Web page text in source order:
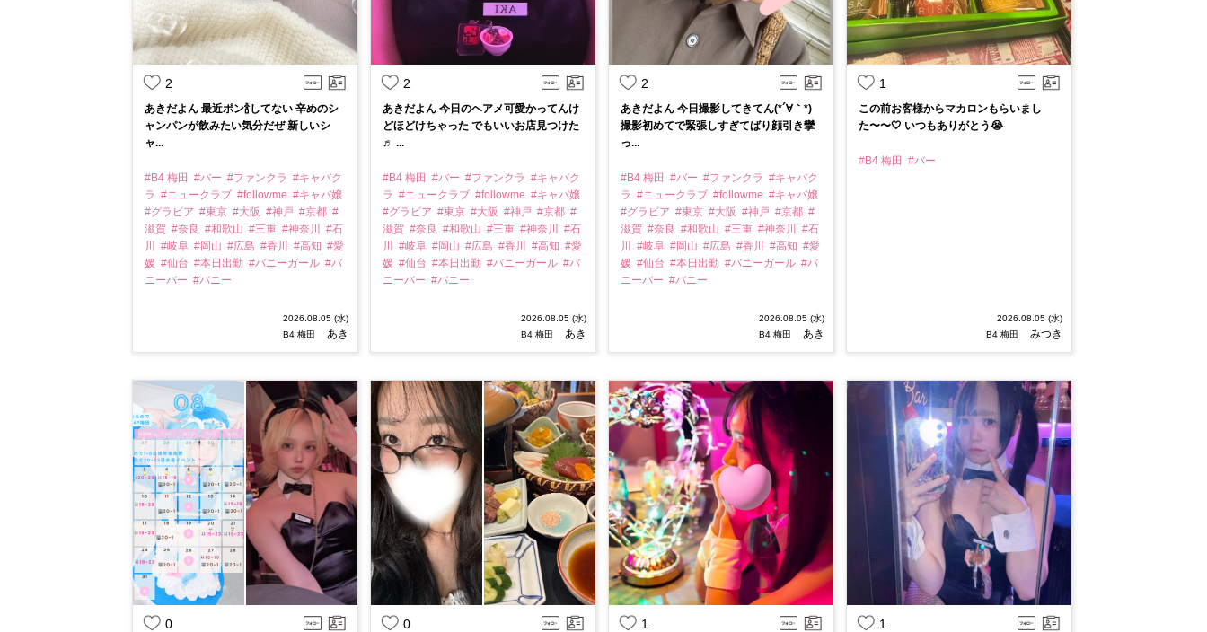
2
あきだよん 最近ポン🍾してない 辛めのシ
ャンパンが飲みたい気分だぜ 新しいシ
ャ...
#B4 梅田 #バー #ファンクラ #キャバク
ラ #ニュークラブ #followme #キャバ嬢
#グラビア #東京 #大阪 #神戸 #京都 #
滋賀 #奈良 #和歌山 #三重 #神奈川
#石
川
#岐阜 #岡山 #広島 #香川 #高知 #愛
媛 #仙台 #本日出勤 #バニーガール #バ
ニーバー #バニー
2026.08.05 (水)
B4 梅田
あき
2
あきだよん 今日のヘアメ可愛かってんけ
どほどけちゃった でもいいお店見つけた
♬ ...
#B4 梅田 #バー #ファンクラ #キャバク
ラ #ニュークラブ #followme #キャバ嬢
#グラビア #東京 #大阪 #神戸 #京都 #
滋賀 #奈良 #和歌山 #三重 #神奈川
#石
川
#岐阜 #岡山 #広島 #香川 #高知 #愛
媛 #仙台 #本日出勤 #バニーガール #バ
ニーバー #バニー
2026.08.05 (水)
B4 梅田
あき
2
あきだよん 今日撮影してきてん(*´∀｀*)
撮影初めてで緊張しすぎてばり顔引き攣
っ...
#B4 梅田 #バー #ファンクラ #キャバク
ラ #ニュークラブ #followme #キャバ嬢
#グラビア #東京 #大阪 #神戸 #京都 #
滋賀 #奈良 #和歌山 #三重 #神奈川
#石
川
#岐阜 #岡山 #広島 #香川 #高知 #愛
媛 #仙台 #本日出勤 #バニーガール #バ
ニーバー #バニー
2026.08.05 (水)
B4 梅田
あき
1
この前お客様からマカロンもらいまし
た〜〜🤍 いつもありがとう😭
#B4 梅田 #バー
2026.08.05 (水)
B4 梅田
みつき
0 0 1 1